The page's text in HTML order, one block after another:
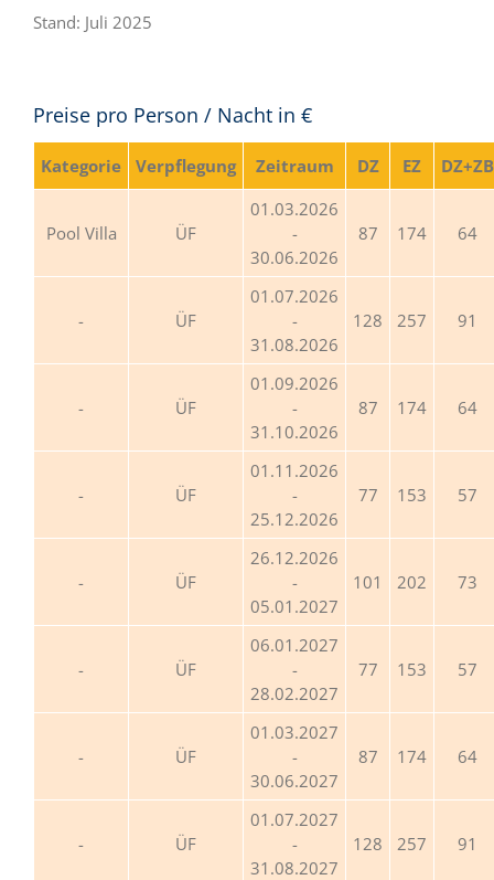
Stand: Juli 2025
Preise pro Person / Nacht in €
Kategorie Verpflegung Zeitraum DZ EZ DZ+ZB
Pool Villa ÜF
01.03.2026
-
30.06.2026
87 174 64
ÜF
01.07.2026
-
31.08.2026
128 257 91
ÜF
01.09.2026
-
31.10.2026
87 174 64
ÜF
01.11.2026
-
25.12.2026
77 153 57
ÜF
26.12.2026
-
05.01.2027
101 202 73
ÜF
06.01.2027
-
28.02.2027
77 153 57
ÜF
01.03.2027
-
30.06.2027
87 174 64
ÜF
01.07.2027
-
31.08.2027
128 257 91